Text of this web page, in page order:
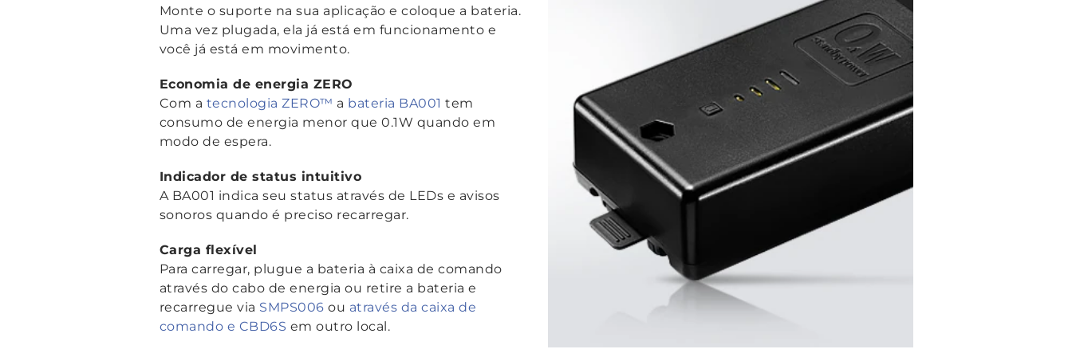
Monte o suporte na sua aplicação e coloque a bateria.
Uma vez plugada, ela já está em funcionamento e
você já está em movimento.
Economia de energia ZERO
Com a tecnologia ZERO™ a bateria BA001 tem
consumo de energia menor que 0.1W quando em
modo de espera.
Indicador de status intuitivo
A BA001 indica seu status através de LEDs e avisos
sonoros quando é preciso recarregar.
Carga flexível
Para carregar, plugue a bateria à caixa de comando
através do cabo de energia ou retire a bateria e
recarregue via SMPS006 ou através da caixa de
comando e CBD6S em outro local.